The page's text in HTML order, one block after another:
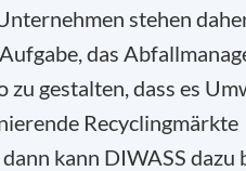
stehen
das
zu gestalten, dass es
Recyclingmärkte
kann DIWASS dazu